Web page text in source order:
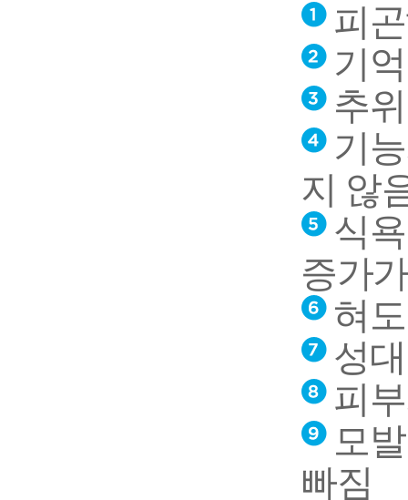
피
기
추
기
지 않
식
증가
혀
성
피
모
빠짐